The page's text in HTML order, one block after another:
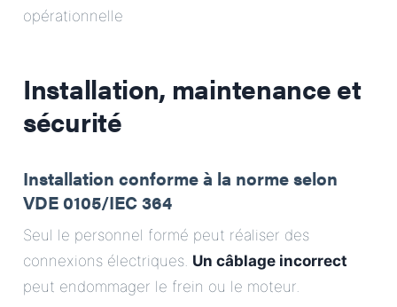
opérationnelle
Installation, maintenance et
sécurité
Installation conforme à la norme selon
VDE 0105/IEC 364
Seul le personnel formé peut réaliser des
connexions électriques. Un câblage incorrect
peut endommager le frein ou le moteur.